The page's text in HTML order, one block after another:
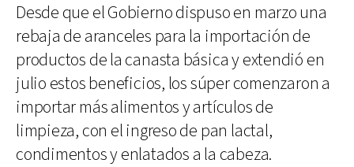
Desde que el Gobierno dispuso en marzo una
rebaja de aranceles para la importación de
productos de la canasta básica y extendió en
julio estos beneficios, los súper comenzaron a
importar más alimentos y artículos de
limpieza, con el ingreso de pan lactal,
condimentos y enlatados a la cabeza.